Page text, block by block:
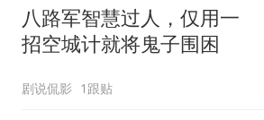
八路军智慧过人，仅用一
招空城计就将鬼子围困
剧说侃影 1跟贴